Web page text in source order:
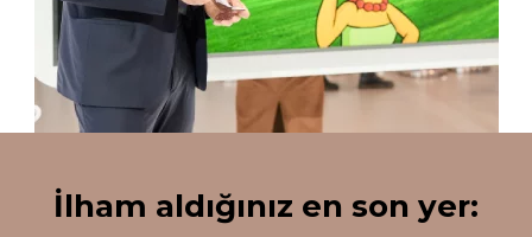
İlham aldığınız en son yer: